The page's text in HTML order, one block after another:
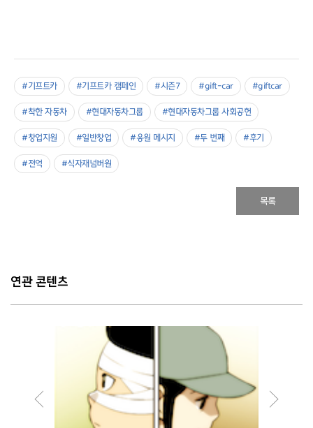
#기프트카 #기프트카 캠페인 #시즌7 #gift-car #giftcar
#착한 자동차 #현대자동차그룹 #현대자동차그룹 사회공헌
#창업지원 #일반창업 #응원 메시지 #두 번째 #후기
#전억 #식자재넘버원
목록
연관 콘텐츠